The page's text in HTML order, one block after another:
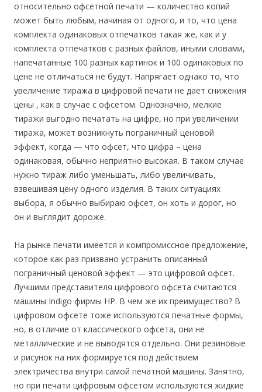
относительно офсетной печати — количество копий
может быть любым, начиная от одного, и то, что цена
комплекта одинаковых отпечатков такая же, как и у
комплекта отпечатков с разных файлов, иными словами,
напечатанные 100 разных картинок и 100 одинаковых по
цене не отличаться не будут. Напрягает однако то, что
увеличение тиража в цифровой печати не дает снижения
цены , как в случае с офсетом. Однозначно, мелкие
тиражи выгодно печатать на цифре, но при увеличении
тиража, может возникнуть пограничный ценовой
эффект, когда — что офсет, что цифра – цена
одинаковая, обычно неприятно высокая. В таком случае
нужно тираж либо уменьшать, либо увеличивать,
взвешивая цену одного изделия. В таких ситуациях
выбора, я обычно выбираю офсет, он хоть и дорог, но
он и выглядит дороже.
На рынке печати имеется и компромиссное предложение,
которое как раз призвано устранить описанный
пограничный ценовой эффект — это цифровой офсет.
Лучшими представителя цифрового офсета считаются
машины Indigo фирмы HP. В чем же их преимущество? В
цифровом офсете тоже используются печатные формы,
но, в отличие от классического офсета, они не
металлические и не выводятся отдельно. Они резиновые
и рисунок на них формируется под действием
электричества внутри самой печатной машины. Занятно,
но при печати цифровым офсетом используются жидкие